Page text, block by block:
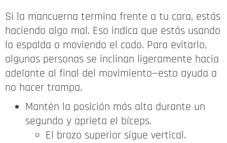
Si la mancuerna termina frente a tu cara, estás
haciendo algo mal. Eso indica que estás usando
la espalda o moviendo el codo. Para evitarlo,
algunas personas se inclinan ligeramente hacia
adelante al final del movimiento—esto ayuda a
no hacer trampa.
Mantén la posición más alta durante un
segundo y aprieta el bíceps.
El brazo superior sigue vertical.